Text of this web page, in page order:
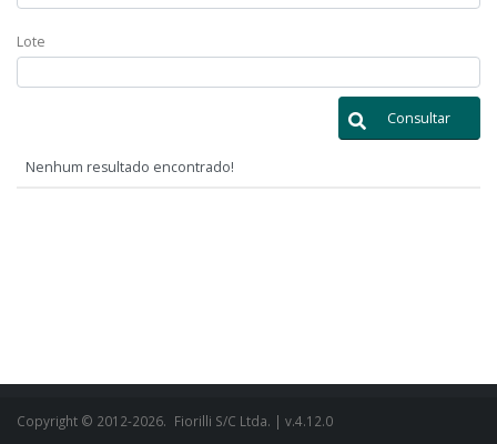
Lote
Consultar
Nenhum resultado encontrado!
Copyright © 2012-2026. Fiorilli S/C Ltda. | v.4.12.0